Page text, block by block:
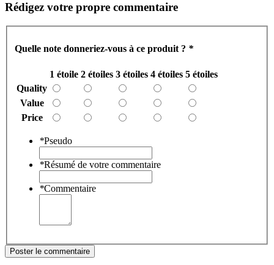
Rédigez votre propre commentaire
Quelle note donneriez-vous à ce produit ? *
1 étoile 2 étoiles 3 étoiles 4 étoiles 5 étoiles
Quality
Value
Price
*Pseudo
*Résumé de votre commentaire
*Commentaire
Poster le commentaire